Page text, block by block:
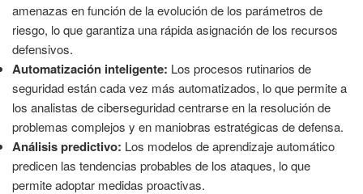
amenazas en función de la evolución de los parámetros de
riesgo, lo que garantiza una rápida asignación de los recursos
defensivos.
Automatización inteligente: Los procesos rutinarios de
seguridad están cada vez más automatizados, lo que permite a
los analistas de ciberseguridad centrarse en la resolución de
problemas complejos y en maniobras estratégicas de defensa.
Análisis predictivo: Los modelos de aprendizaje automático
predicen las tendencias probables de los ataques, lo que
permite adoptar medidas proactivas.